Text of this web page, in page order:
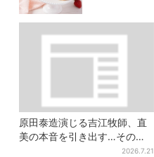
原田泰造演じる吉江牧師、直
美の本音を引き出す…その演
技にSNS称賛「見てるだけで
2026.7.21